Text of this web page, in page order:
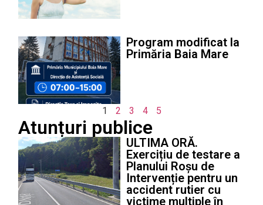
Program modificat la
Primăria Baia Mare
1 2 3 4 5
Atunțuri publice
ULTIMA ORĂ.
Exercițiu de testare a
Planului Roșu de
Intervenție pentru un
accident rutier cu
victime multiple în